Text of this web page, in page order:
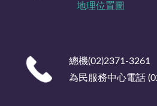
地理位置圖
總機(02)2371-3261
為民服務中心電話